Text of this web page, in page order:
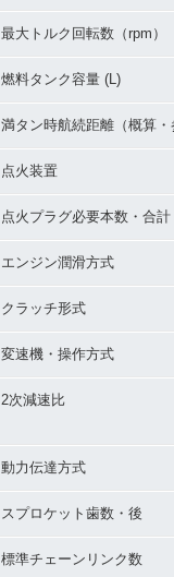
最大トルク回転数（rpm）
燃料タンク容量 (L)
満タン時航続距離（概算・
点火装置
点火プラグ必要本数・合計
エンジン潤滑方式
クラッチ形式
変速機・操作方式
2次減速比
動力伝達方式
スプロケット歯数・後
標準チェーンリンク数